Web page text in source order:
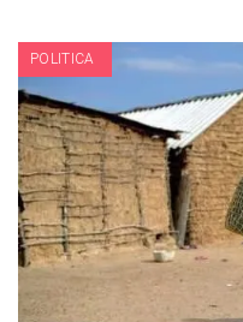
POLITICA